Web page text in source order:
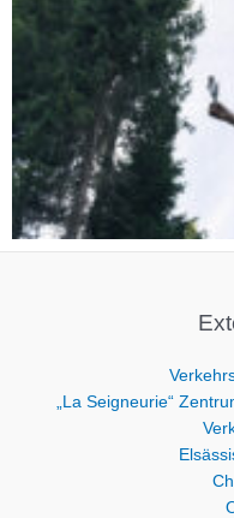
„La Seigneurie“